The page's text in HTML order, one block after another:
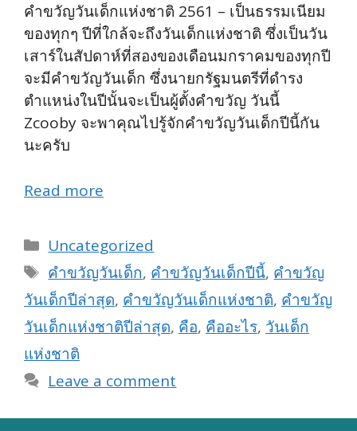
คำขวัญวันเด็กแห่งชาติ 2561 – เป็นธรรมเนียม
ของทุกๆ ปีที่ใกล้จะถึงวันเด็กแห่งชาติ ซึ่งเป็นวัน
เสาร์ในสัปดาห์ที่สองของเดือนมกราคมของทุกปี
จะมีคำขวัญวันเด็ก ซึ่งนายกรัฐมนตรีที่ดำรง
ตำแหน่งในปีนั้นจะเป็นผู้ตั้งคำขวัญ วันนี้
Zcooby จะพาคุณไปรู้จักคำขวัญวันเด็กปีนี้กัน
นะครับ
Read more
Categories
Uncategorized
Tags
คำขวัญวันเด็ก, คำขวัญวันเด็กปีนี้, คำขวัญ
วันเด็กปีล่าสุด, คำขวัญวันเด็กแห่งชาติ, คำขวัญ
วันเด็กแห่งชาติปีล่าสุด, คือ, คืออะไร, วันเด็ก
แห่งชาติ
Leave a comment